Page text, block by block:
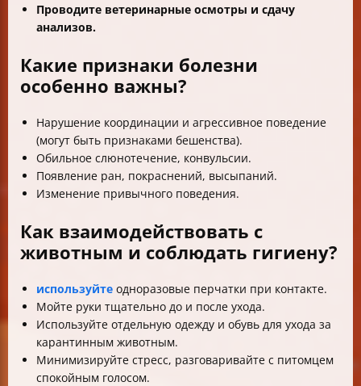
Проводите ветеринарные осмотры и сдачу
анализов.
Какие признаки болезни
особенно важны?
Нарушение координации и агрессивное поведение
(могут быть признаками бешенства).
Обильное слюнотечение, конвульсии.
Появление ран, покраснений, высыпаний.
Изменение привычного поведения.
Как взаимодействовать с
животным и соблюдать гигиену?
используйте одноразовые перчатки при контакте.
Мойте руки тщательно до и после ухода.
Используйте отдельную одежду и обувь для ухода за
карантинным животным.
Минимизируйте стресс, разговаривайте с питомцем
спокойным голосом.